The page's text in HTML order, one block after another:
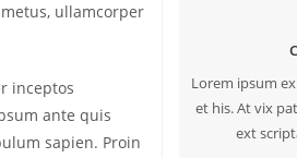
ullamcorper
inceptos
ante quis
sapien. Proin
Lorem ipsum
et his. At vix
ext